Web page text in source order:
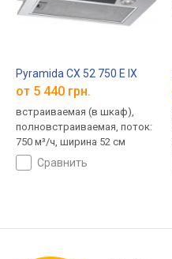
Pyramida CX 52 750 E IX
от 5 440 грн.
встраиваемая (в шкаф),
полновстраиваемая, поток:
750 м³/ч, ширина 52 см
сравнить